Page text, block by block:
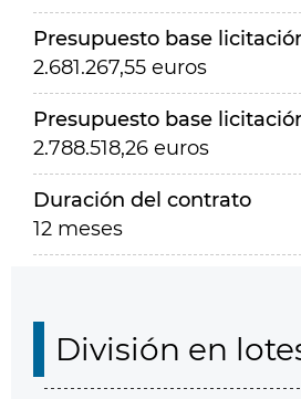
Presupuesto base
2.681.267,55 euros
Presupuesto base
2.788.518,26 euros
Duración del contrato
12 meses
División en